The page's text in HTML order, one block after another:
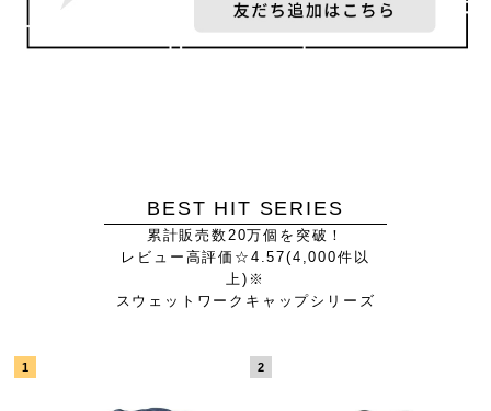
BEST HIT SERIES
累計販売数20万個を突破！
レビュー高評価☆4.57(4,000件以
上)※
スウェットワークキャップシリーズ